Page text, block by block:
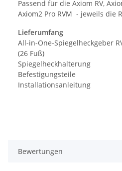
Passend für die Axiom RV,
Axiom2 Pro RVM - jeweils die
Lieferumfang
All-in-One-Spiegelheckgeber
(26 Fuß)
Spiegelheckhalterung
Befestigungsteile
Installationsanleitung
Bewertungen